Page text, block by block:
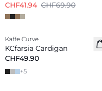
CHF41.94 CHF69.90
Kaffe Curve
KCfarsia Cardigan
CHF49.90
+5